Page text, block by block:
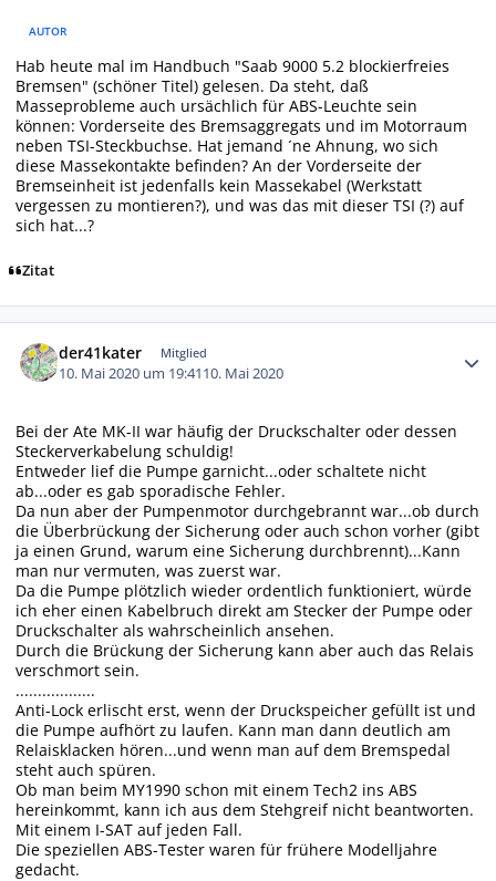
AUTOR
Hab heute mal im Handbuch "Saab 9000 5.2 blockierfreies
Bremsen" (schöner Titel) gelesen. Da steht, daß
Masseprobleme auch ursächlich für ABS-Leuchte sein
können: Vorderseite des Bremsaggregats und im Motorraum
neben TSI-Steckbuchse. Hat jemand ´ne Ahnung, wo sich
diese Massekontakte befinden? An der Vorderseite der
Bremseinheit ist jedenfalls kein Massekabel (Werkstatt
vergessen zu montieren?), und was das mit dieser TSI (?) auf
sich hat...?
Zitat
der41kater Mitglied
10. Mai 2020 um 19:4110. Mai 2020
Bei der Ate MK-II war häufig der Druckschalter oder dessen
Steckerverkabelung schuldig!
Entweder lief die Pumpe garnicht...oder schaltete nicht
ab...oder es gab sporadische Fehler.
Da nun aber der Pumpenmotor durchgebrannt war...ob durch
die Überbrückung der Sicherung oder auch schon vorher (gibt
ja einen Grund, warum eine Sicherung durchbrennt)...Kann
man nur vermuten, was zuerst war.
Da die Pumpe plötzlich wieder ordentlich funktioniert, würde
ich eher einen Kabelbruch direkt am Stecker der Pumpe oder
Druckschalter als wahrscheinlich ansehen.
Durch die Brückung der Sicherung kann aber auch das Relais
verschmort sein.
..................
Anti-Lock erlischt erst, wenn der Druckspeicher gefüllt ist und
die Pumpe aufhört zu laufen. Kann man dann deutlich am
Relaisklacken hören...und wenn man auf dem Bremspedal
steht auch spüren.
Ob man beim MY1990 schon mit einem Tech2 ins ABS
hereinkommt, kann ich aus dem Stehgreif nicht beantworten.
Mit einem I-SAT auf jeden Fall.
Die speziellen ABS-Tester waren für frühere Modelljahre
gedacht.